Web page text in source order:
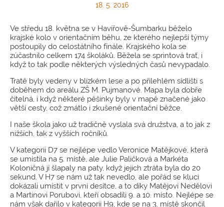
18. 5. 2016
Ve středu 18. května se v Havířově-Šumbarku běželo
krajské kolo v orientačním běhu, ze kterého nejlepší týmy
postoupily do celostátního finále. Krajského kola se
zúčastnilo celkem 174 školáků. Běžela se sprintová trať, i
když to tak podle některých výsledných časů nevypadalo.
Tratě byly vedeny v blízkém lese a po přilehlém sídlišti s
doběhem do areálu ZŠ M. Pujmanové. Mapa byla dobře
čitelná, i když některé pěšinky byly v mapě značené jako
větší cesty, což zmátlo i zkušené orientační běžce.
I naše škola jako už tradičně vyslala svá družstva, a to jak z
nižších, tak z vyšších ročníků.
V kategorii D7 se nejlépe vedlo Veronice Matějkové, která
se umístila na 5. místě, ale Julie Paličková a Markéta
Koloničná jí šlapaly na paty, když jejich ztráta byla do 20
sekund. V H7 se nám už tak nevedlo, ale pořád se kluci
dokázali umístit v první desítce, a to díky Matějovi Nedělovi
a Martinovi Porubovi, kteří obsadili 9. a 10. místo. Nejlépe se
nám však dařilo v kategorii H9, kde se na 3. místě skončil